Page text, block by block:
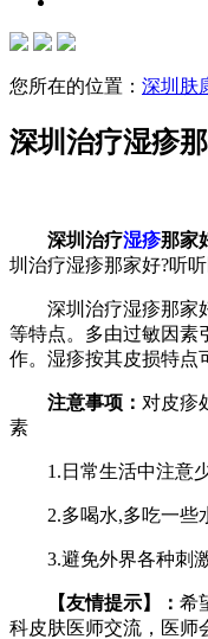
您所在的位置： 深圳肤
深圳治疗湿疹
深圳治疗湿疹那家
圳治疗湿疹那家好?听听
深圳治疗湿疹那家好
等特点。多由过敏因素
作。湿疹按其皮损特点
注意事项： 对皮疹
素
1.日常生活中注意少
2.多喝水,多吃一些
3.避免外界各种刺激(
【友情提示】： 希
科皮肤医师交流，医师